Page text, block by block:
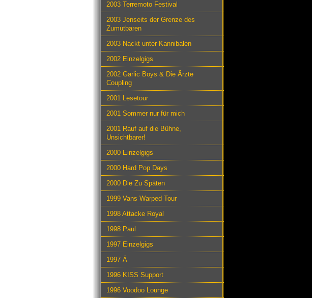
2003 Terremoto Festival
2003 Jenseits der Grenze des
Zumutbaren
2003 Nackt unter Kannibalen
2002 Einzelgigs
2002 Garlic Boys & Die Ärzte
Coupling
2001 Lesetour
2001 Sommer nur für mich
2001 Rauf auf die Bühne,
Unsichtbarer!
2000 Einzelgigs
2000 Hard Pop Days
2000 Die Zu Späten
1999 Vans Warped Tour
1998 Attacke Royal
1998 Paul
1997 Einzelgigs
1997 Ä
1996 KISS Support
1996 Voodoo Lounge